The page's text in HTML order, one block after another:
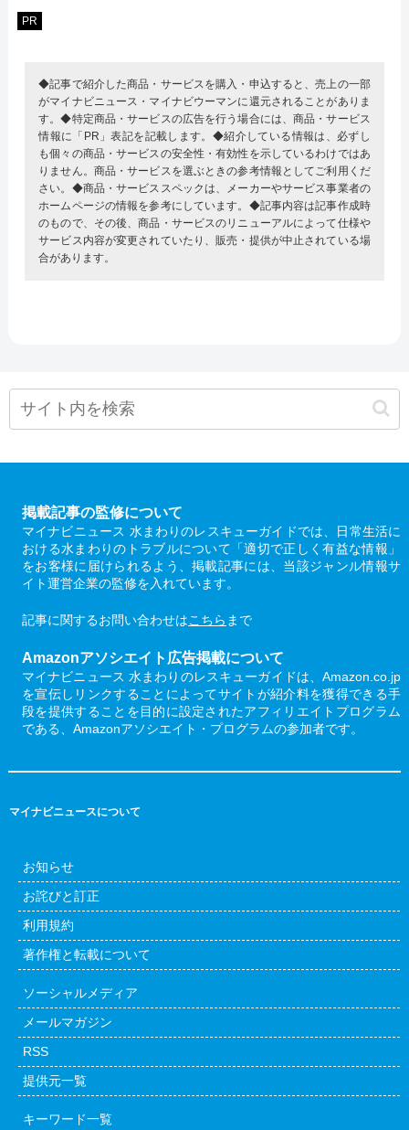
PR
◆記事で紹介した商品・サービスを購入・申込すると、売上の一部
がマイナビニュース・マイナビウーマンに還元されることがありま
す。◆特定商品・サービスの広告を行う場合には、商品・サービス
情報に「PR」表記を記載します。◆紹介している情報は、必ずし
も個々の商品・サービスの安全性・有効性を示しているわけではあ
りません。商品・サービスを選ぶときの参考情報としてご利用くだ
さい。◆商品・サービススペックは、メーカーやサービス事業者の
ホームページの情報を参考にしています。◆記事内容は記事作成時
のもので、その後、商品・サービスのリニューアルによって仕様や
サービス内容が変更されていたり、販売・提供が中止されている場
合があります。
掲載記事の監修について
マイナビニュース 水まわりのレスキューガイドでは、日常生活に
おける水まわりのトラブルについて「適切で正しく有益な情報」
をお客様に届けられるよう、掲載記事には、当該ジャンル情報サ
イト運営企業の監修を入れています。
記事に関するお問い合わせはこちら まで
Amazonアソシエイト広告掲載について
マイナビニュース 水まわりのレスキューガイドは、Amazon.co.jp
を宣伝しリンクすることによってサイトが紹介料を獲得できる手
段を提供することを目的に設定されたアフィリエイトプログラム
である、Amazonアソシエイト・プログラムの参加者です。
マイナビニュースについて
お知らせ
お詫びと訂正
利用規約
著作権と転載について
ソーシャルメディア
メールマガジン
RSS
提供元一覧
キーワード一覧